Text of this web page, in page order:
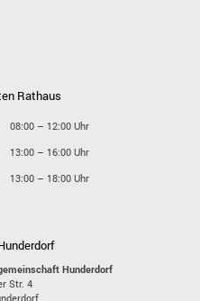
Rathaus
08:00 – 12:00 Uhr
13:00 – 16:00 Uhr
13:00 – 18:00 Uhr
Hunderdorf
Str. 4